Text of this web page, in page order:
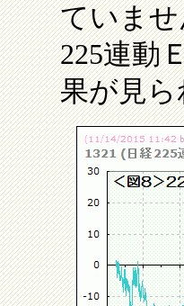
ていま
225連動
果が見